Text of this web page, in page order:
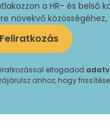
a HR- és belső
növekvő
Feliratkozás
elfogadod
ahhoz, hogy